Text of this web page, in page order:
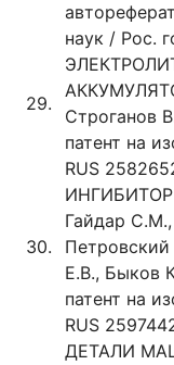
наук / Рос.
29.
Строганов
патент на
RUS
30.
Гайдар
Е.В., Быков
патент на
RUS
ДЕТАЛИ